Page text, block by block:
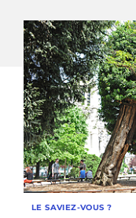
LE SAVIEZ-VOUS ?